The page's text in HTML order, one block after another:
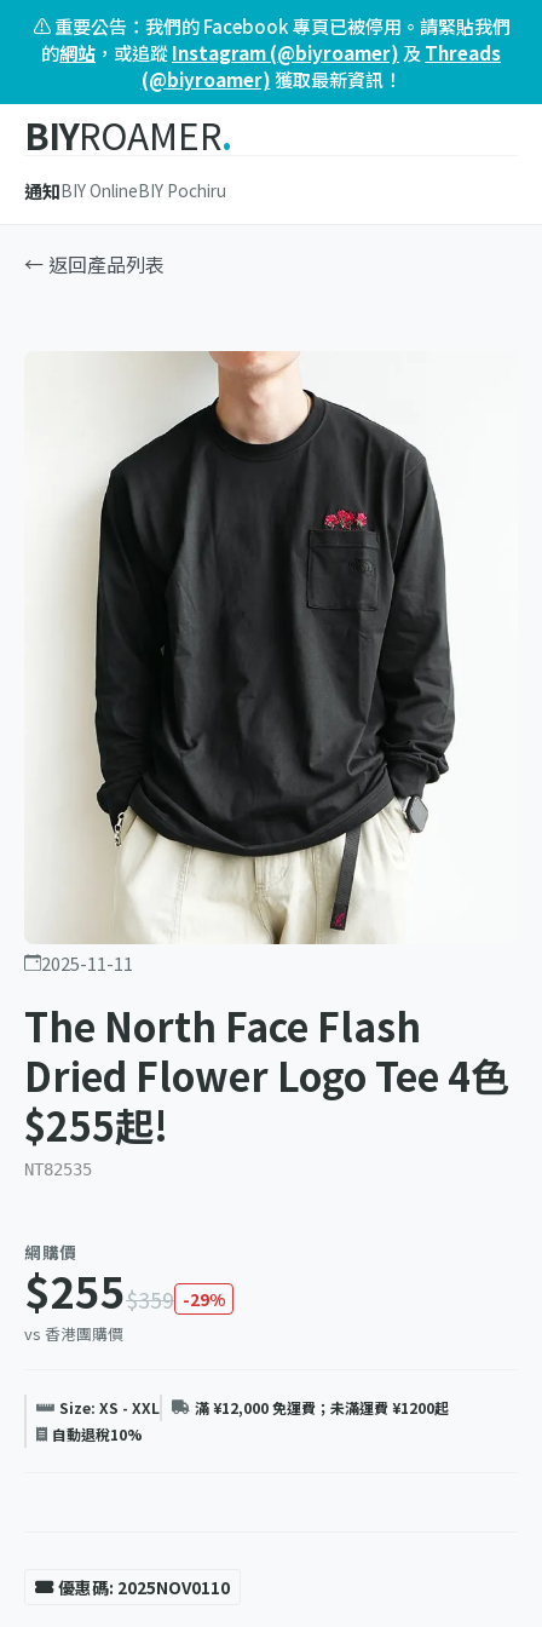
⚠️ 重要公告：我們的 Facebook 專頁已被停用。請緊貼我們
的網站 ，或追蹤Instagram (@biyroamer) 及 Threads
(@biyroamer)獲取最新資訊！
BIYROAMER.
通知BIY OnlineBIY Pochiru
← 返回產品列表
2025-11-11
The North Face Flash
Dried Flower Logo Tee 4色
$255起!
NT82535
網購價
$255$359 -29%
vs 香港團購價
Size: XS - XXL
滿 ¥12,000 免運費；未滿運費 ¥1200起
自動退稅10%
優惠碼: 2025NOV0110